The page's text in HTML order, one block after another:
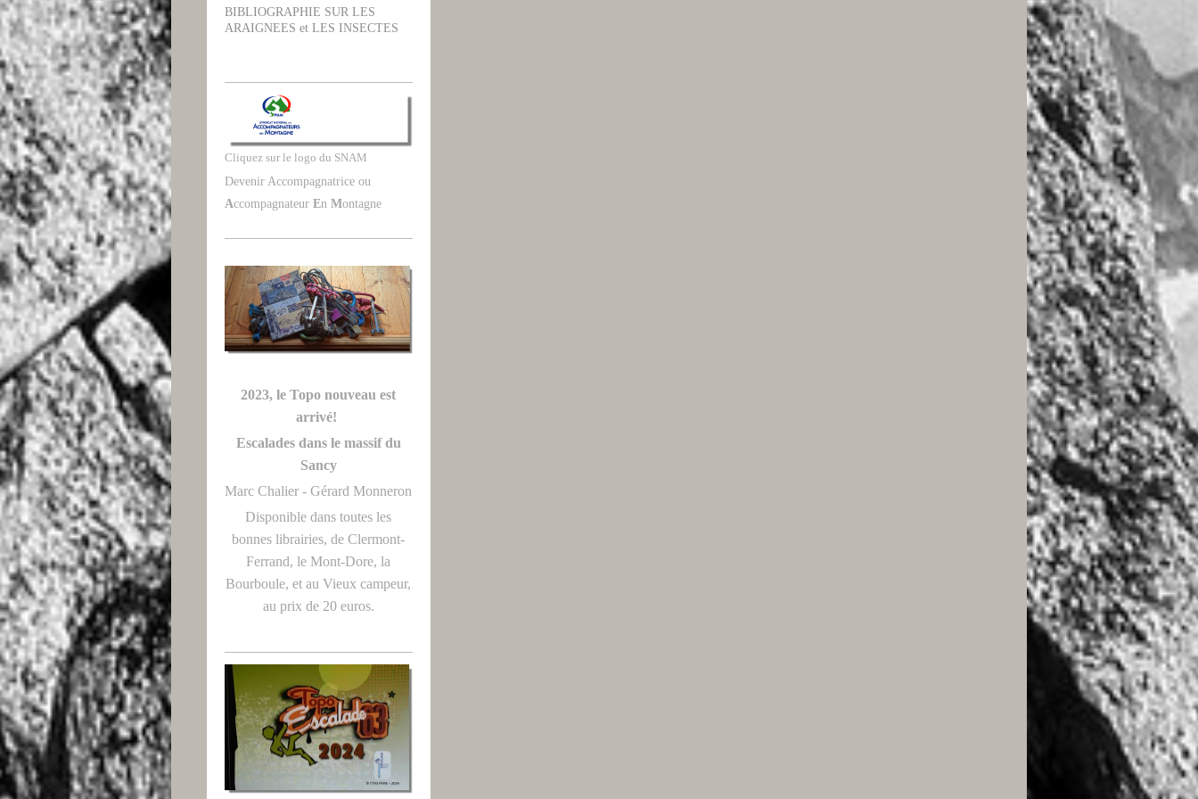
BIBLIOGRAPHIE SUR LES
ARAIGNEES et LES INSECTES
Cliquez sur le logo du SNAM
Devenir Accompagnatrice ou
Accompagnateur En Montagne
2023, le Topo nouveau est
arrivé!
Escalades dans le massif du
Sancy
Marc Chalier - Gérard Monneron
Disponible dans toutes les
bonnes librairies, de Clermont-
Ferrand, le Mont-Dore, la
Bourboule, et au Vieux campeur,
au prix de 20 euros.